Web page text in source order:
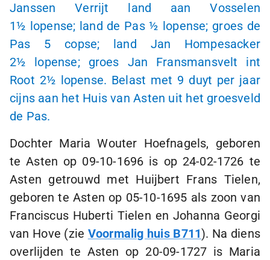
Janssen Verrijt land aan Vosselen
1½ lopense; land de Pas½ lopense; groes de
Pas 5 copse; land Jan Hompesacker
2½ lopense; groes Jan Fransmansvelt int
Root 2½ lopense. Belast met 9 duyt per jaar
cijns aan het Huis van Asten uit het groesveld
de Pas.
Dochter Maria Wouter Hoefnagels, geboren
te Asten op 09-10-1696 is op 24-02-1726 te
Asten getrouwd met Huijbert Frans Tielen,
geboren te Asten op 05-10-1695 als zoon van
Franciscus Huberti Tielen en Johanna Georgi
van Hove (zie Voormalig huis B711). Na diens
overlijden te Asten op 20-09-1727 is Maria